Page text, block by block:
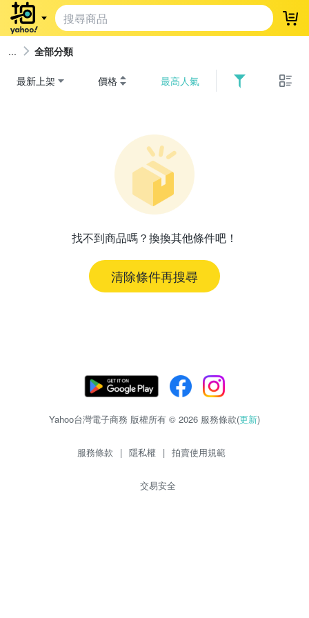
登
全部分類
最新上架 價格 最高人氣
找不到商品嗎？換換其他條件吧！
清除條件再搜尋
Yahoo台灣電子商務 版權所有 © 2026 服務條款(更新)
服務條款 | 隱私權 | 拍賣使用規範
交易安全